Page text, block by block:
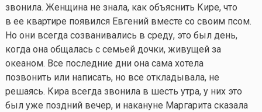
звонила. Женщина не знала, как объяснить Кире, что
в ее квартире появился Евгений вместе со своим псом.
Но они всегда созванивались в среду, это был день,
когда она общалась с семьей дочки, живущей за
океаном. Все последние дни она сама хотела
позвонить или написать, но все откладывала, не
решаясь. Кира всегда звонила в шесть утра, у них это
был уже поздний вечер, и накануне Маргарита сказала